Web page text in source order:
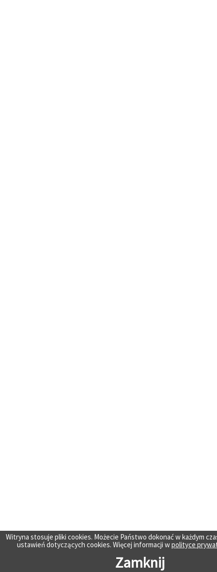
Witryna stosuje pliki cookies. Możecie Państwo dokonać w każdym
ustawień dotyczących cookies. Więcej informacji wpolityce
Zamknij